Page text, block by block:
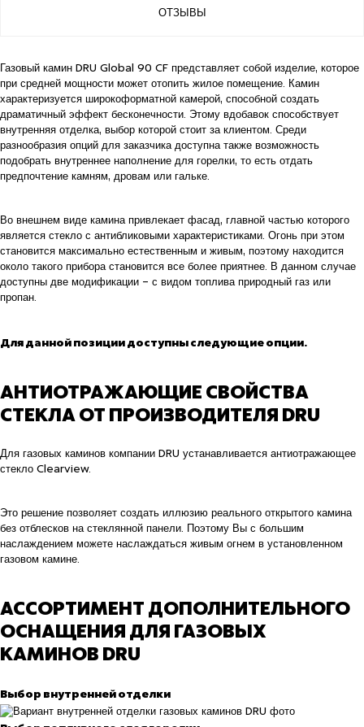
ОТЗЫВЫ
Газовый камин DRU Global 90 CF представляет собой изделие, которое
при средней мощности может отопить жилое помещение. Камин
характеризуется широкоформатной камерой, способной создать
драматичный эффект бесконечности. Этому вдобавок способствует
внутренняя отделка, выбор которой стоит за клиентом. Среди
разнообразия опций для заказчика доступна также возможность
подобрать внутреннее наполнение для горелки, то есть отдать
предпочтение камням, дровам или гальке.
Во внешнем виде камина привлекает фасад, главной частью которого
является стекло с антибликовыми характеристиками. Огонь при этом
становится максимально естественным и живым, поэтому находится
около такого прибора становится все более приятнее. В данном случае
доступны две модификации – с видом топлива природный газ или
пропан.
Для данной позиции доступны следующие опции.
АНТИОТРАЖАЮЩИЕ СВОЙСТВА
СТЕКЛА ОТ ПРОИЗВОДИТЕЛЯ DRU
Для газовых каминов компании DRU устанавливается антиотражающее
стекло Clearview.
Это решение позволяет создать иллюзию реального открытого камина
без отблесков на стеклянной панели. Поэтому Вы с большим
наслаждением можете наслаждаться живым огнем в установленном
газовом камине.
АССОРТИМЕНТ ДОПОЛНИТЕЛЬНОГО
ОСНАЩЕНИЯ ДЛЯ ГАЗОВЫХ
КАМИНОВ DRU
Выбор внутренней отделки